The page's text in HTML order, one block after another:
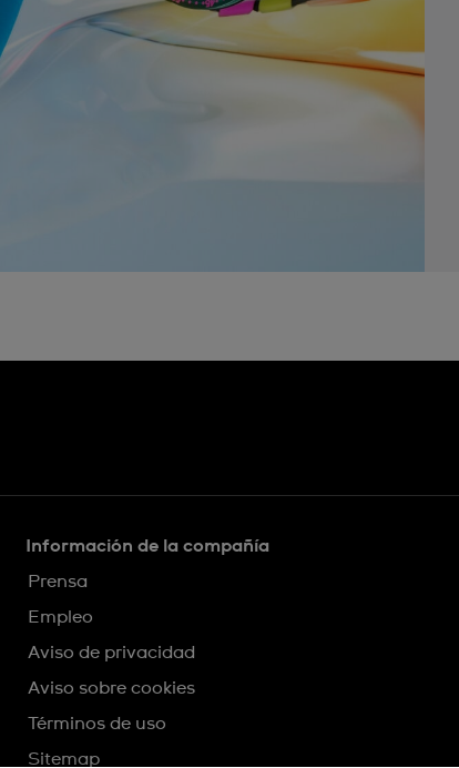
Información de la compañía
Prensa
Empleo
Aviso de privacidad
Aviso sobre cookies
Términos de uso
Sitemap